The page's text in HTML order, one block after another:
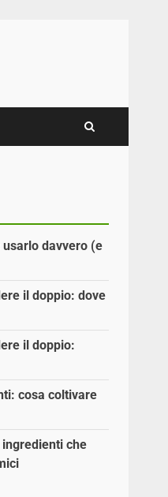
davvero (e
il doppio: dove
il doppio:
cosa coltivare
che